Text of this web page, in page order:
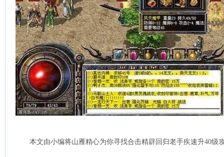
本文由小编将山雁精心为你寻找合击精辟回归老手疾速升40级